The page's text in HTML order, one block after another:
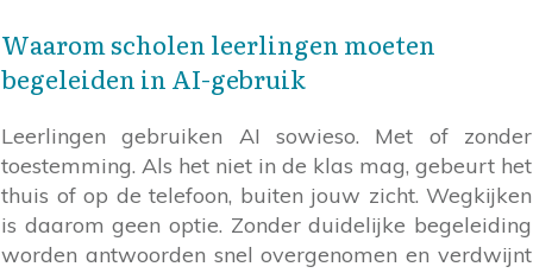
Waarom scholen leerlingen moeten
begeleiden in AI-gebruik
Leerlingen gebruiken AI sowieso. Met of zonder
toestemming. Als het niet in de klas mag, gebeurt het
thuis of op de telefoon, buiten jouw zicht. Wegkijken
is daarom geen optie. Zonder duidelijke begeleiding
worden antwoorden snel overgenomen en verdwijnt